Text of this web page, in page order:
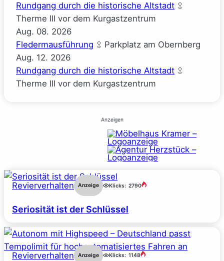
Rundgang durch die historische Altstadt
Therme III vor dem Kurgastzentrum
Aug. 08. 2026
Fledermausführung
Parkplatz am Obernberg
Aug. 12. 2026
Rundgang durch die historische Altstadt
Therme III vor dem Kurgastzentrum
Anzeigen
Revierverhalten Anzeige Klicks: 2790
Seriosität ist der Schlüssel
Revierverhalten Anzeige Klicks: 1148